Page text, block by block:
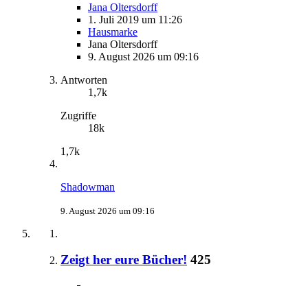
Jana Oltersdorff
1. Juli 2019 um 11:26
Hausmarke
Jana Oltersdorff
9. August 2026 um 09:16
Antworten
1,7k
Zugriffe
18k
1,7k
Shadowman
9. August 2026 um 09:16
Zeigt her eure Bücher! 425